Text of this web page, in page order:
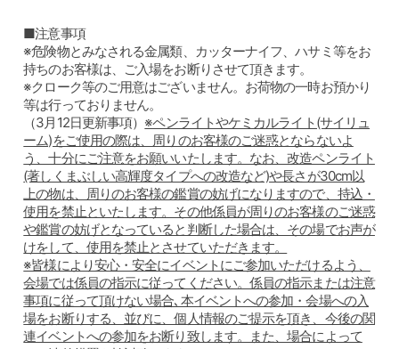
■注意事項
※危険物とみなされる金属類、カッターナイフ、ハサミ等をお
持ちのお客様は、ご入場をお断りさせて頂きます。
※クローク等のご用意はございません。お荷物の一時お預かり
等は行っておりません。
（3月12日更新事項） ※ペンライトやケミカルライト(サイリュ
ーム)をご使用の際は、周りのお客様のご迷惑とならないよ
う、十分にご注意をお願いいたします。なお、改造ペンライト
(著しくまぶしい高輝度タイプへの改造など)や長さが30cm以
上の物は、周りのお客様の鑑賞の妨げになりますので、持込・
使用を禁止といたします。その他係員が周りのお客様のご迷惑
や鑑賞の妨げとなっていると判断した場合は、その場でお声が
けをして、使用を禁止とさせていただきます。
※皆様により安心・安全にイベントにご参加いただけるよう、
会場では係員の指示に従ってください。係員の指示または注意
事項に従って頂けない場合､本イベントへの参加・会場への入
場をお断りする、並びに、個人情報のご提示を頂き、今後の関
連イベントへの参加をお断り致します。また、場合によって